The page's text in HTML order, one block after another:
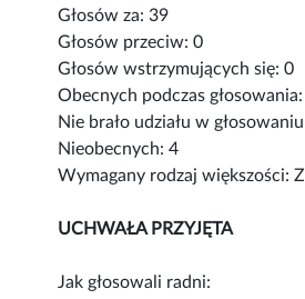
Głosów za: 39
Głosów przeciw: 0
Głosów wstrzymujących się: 0
Obecnych podczas
Nie brało udziału w
Nieobecnych: 4
Wymagany rodzaj większości:
UCHWAŁA PRZYJĘTA
Jak głosowali radni: